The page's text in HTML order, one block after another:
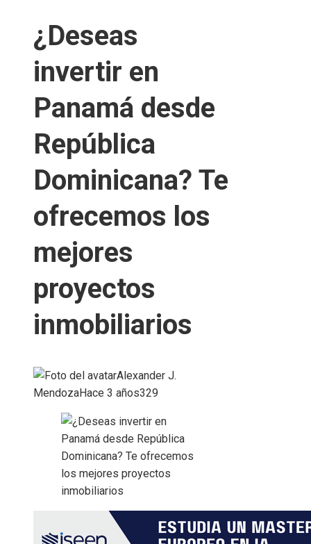
¿Deseas
invertir en
Panamá desde
República
Dominicana? Te
ofrecemos los
mejores
proyectos
inmobiliarios
Alexander J.
MendozaHace 3 años329